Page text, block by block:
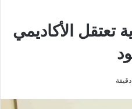
تعتقل الأكاديمي